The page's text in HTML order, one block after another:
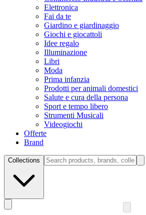
Elettronica
Fai da te
Giardino e giardinaggio
Giochi e giocattoli
Idee regalo
Illuminazione
Libri
Moda
Prima infanzia
Prodotti per animali domestici
Salute e cura della persona
Sport e tempo libero
Strumenti Musicali
Videogiochi
Offerte
Brand
Collections